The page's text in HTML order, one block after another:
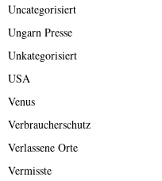
Uncategorisiert
Ungarn Presse
Unkategorisiert
USA
Venus
Verbraucherschutz
Verlassene Orte
Vermisste